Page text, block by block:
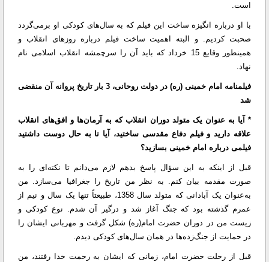
است.
با او درباره انگیزه ساخت این فیلم که به سال‌های کودکی او برمی‌گردد
صحبت کردیم. و البته اهمیت ساخت فیلم درباره روزهای انقلاب و
همینطور وقایع 15 خرداد که باید آن را سرچمشه انقلاب اسلامی نام
نهاد.
فیلمنامه امام خمینی (ره) در دولت روحانی، 3 بار تاریخ پروانه آن منقضی
شد
* آیا به عنوان یک متولد دوران انقلاب که به آرمان‌ها و افق‌های انقلاب
علاقه دارید و فیلم دفاع مقدسی ساختید، آیا تا به حال دوست داشتید
فیلمی درباره امام خمینی بسازید؟
قبل از اینکه به این سؤال پاسخ بدهم لازم می‌دانم تا نکته‌ای را به
صورت مقدمه بیان کنم. به نظر من تاریخ را جغرافیا می‌سازد. من
به‌عنوان یک آبادانی که متولد سال 1358، طبیعتاً تنها یک سال و نیم از
عمرم گذشته بود که جنگ آغاز شد و درگیر آن شدم. نوع کودکی و
زیست من در دوران حضرت امام(ره) شکل گرفت و مهربانی ایشان را
در حمایت از جنگ‌زده‌ها در همان سال‌های کودکی دیدم.
قبل از رحلت حضرت امام، زمانی که ایشان به رحمت خدا رفتند، من